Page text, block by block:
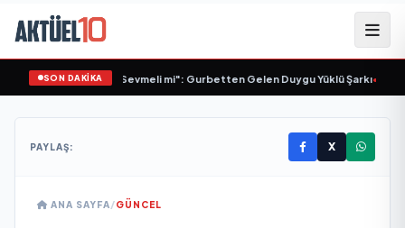
SON DAKİKA
Yeni Tekli "Sevmeli mi": Gurbetten Gelen Duygu Yüklü Şarkı•
PAYLAŞ: X
ANA SAYFA/GÜNCEL